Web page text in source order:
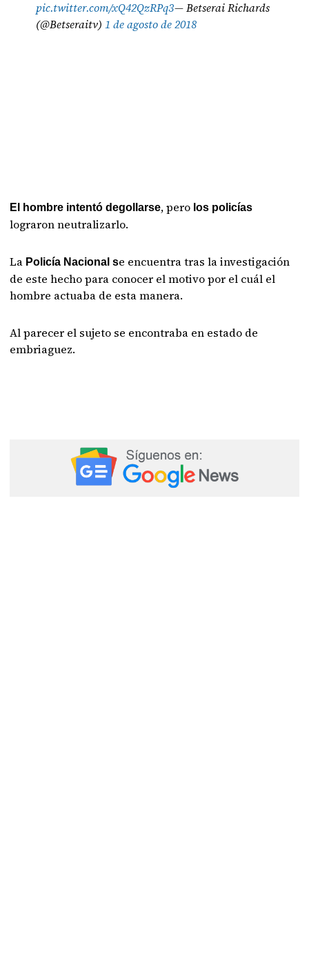
pic.twitter.com/xQ42QzRPq3— Betserai Richards
(@Betseraitv)1 de agosto de 2018
El hombre intentó degollarse, pero los policías
lograron neutralizarlo.
La Policía Nacional se encuentra tras la investigación
de este hecho para conocer el motivo por el cuál el
hombre actuaba de esta manera.
Al parecer el sujeto se encontraba en estado de
embriaguez.